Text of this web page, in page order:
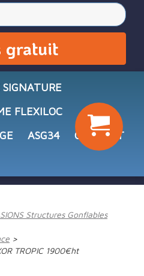
gratuit
FLEXILOC
ASG34
CONTACT
Structures Gonflables
TROPIC 1900€ht